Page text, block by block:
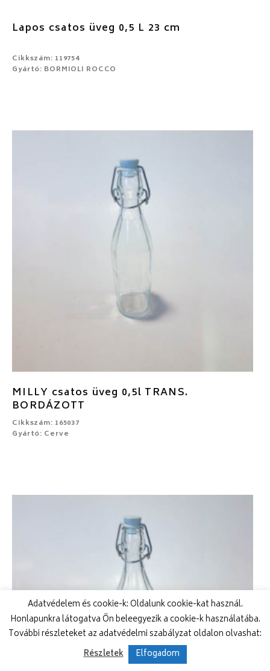
Lapos csatos üveg 0,5 L 23 cm
Cikkszám: 119754
Gyártó: BORMIOLI ROCCO
MILLY csatos üveg 0,5l TRANS.
BORDÁZOTT
Cikkszám: 165037
Gyártó: Cerve
Adatvédelem és cookie-k: Oldalunk cookie-kat használ.
Honlapunkra látogatva Ön beleegyezik a cookie-k használatába.
További részleteket az adatvédelmi szabályzat oldalon olvashat:
Részletek
Elfogadom